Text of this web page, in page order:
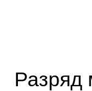
Разряд